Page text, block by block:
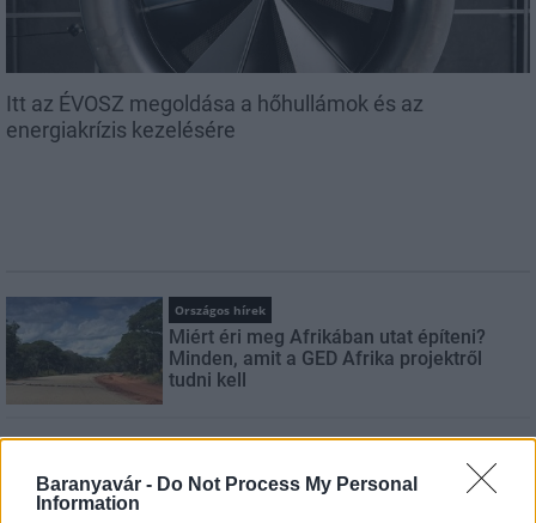
Baranyavár - Do Not Process My Personal
Information
Itt az ÉVOSZ megoldása a hőhullámok és az
energiakrízis kezelésére
Országos hírek
Miért éri meg Afrikában utat építeni?
Minden, amit a GED Afrika projektről
tudni kell
Kihívások labirintusában